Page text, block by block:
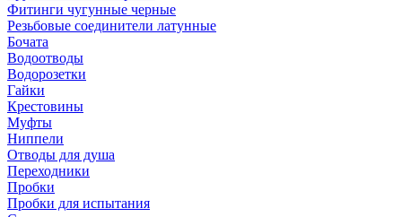
Фитинги чугунные черные
Резьбовые соединители латунные
Бочата
Водоотводы
Водорозетки
Гайки
Крестовины
Муфты
Ниппели
Отводы для душа
Переходники
Пробки
Пробки для испытания